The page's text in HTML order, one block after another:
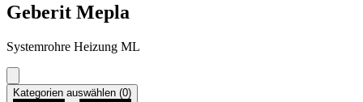
Geberit Mepla
Systemrohre Heizung ML
Kategorien auswählen (0)